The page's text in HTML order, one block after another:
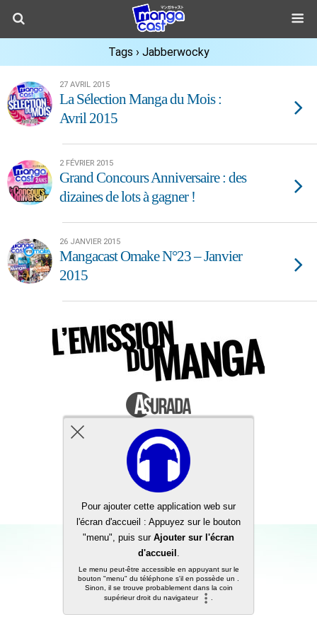
Tags › Jabberwocky
27 AVRIL 2015
La Sélection Manga du Mois :
Avril 2015
2 FÉVRIER 2015
Grand Concours Anniversaire : des
dizaines de lots à gagner !
26 JANVIER 2015
Mangacast Omake N°23 – Janvier
2015
Back to top